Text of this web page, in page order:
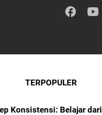
TERPOPULER
Konsistensi: Belajar dari